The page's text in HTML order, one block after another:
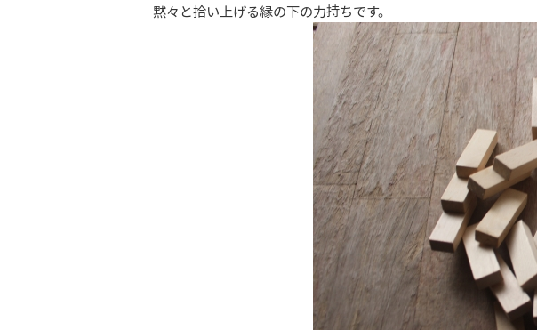
黙々と拾い上げる縁の下の力持ちです。